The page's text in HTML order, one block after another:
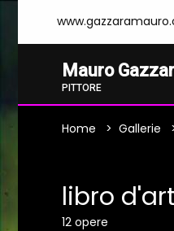
Mauro
PITTORE
Home Gallerie
libro
12 opere